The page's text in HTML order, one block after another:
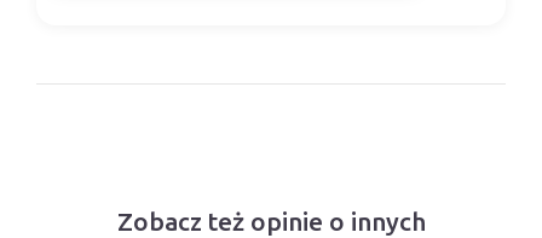
Zobacz też opinie o innych